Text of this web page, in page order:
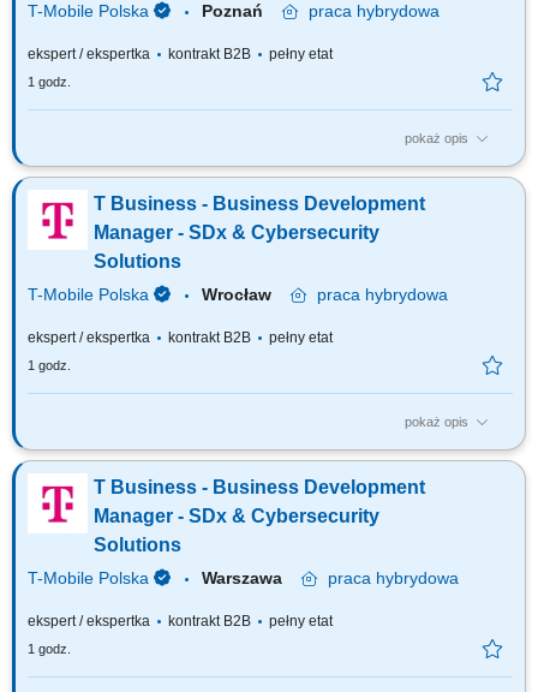
T-Mobile Polska Poznań praca hybrydowa
ekspert / ekspertka kontrakt B2B pełny etat
1 godz.
pokaż opis
Zadania, które na Ciebie czekają: Pozyskiwanie nowych klientów i
aktywne rozwijanie sprzedaży usług w obszarach SDx oraz
Cybersecurity; Samodzielne prowadzenie pełnego procesu sprzedaży –
od prospektingu i identyfikacji potrzeb, przez spotkania i prezentacje, aż
po negocjacje i...
T Business - Business Development
Manager - SDx & Cybersecurity
Solutions
T-Mobile Polska Wrocław praca hybrydowa
ekspert / ekspertka kontrakt B2B pełny etat
1 godz.
pokaż opis
Zadania, które na Ciebie czekają: Pozyskiwanie nowych klientów i
aktywne rozwijanie sprzedaży usług w obszarach SDx oraz
Cybersecurity; Samodzielne prowadzenie pełnego procesu sprzedaży –
od prospektingu i identyfikacji potrzeb, przez spotkania i prezentacje, aż
po negocjacje i...
T Business - Business Development
Manager - SDx & Cybersecurity
Solutions
T-Mobile Polska Warszawa praca hybrydowa
ekspert / ekspertka kontrakt B2B pełny etat
1 godz.